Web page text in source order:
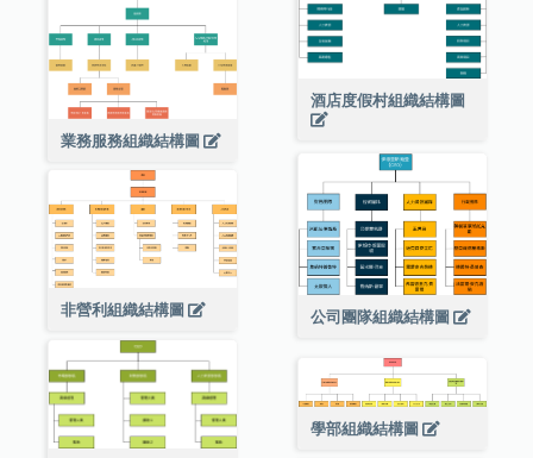
酒店度假村組織結構圖
業務服務組織結構圖
公司團隊組織結構圖
非營利組織結構圖
學部組織結構圖